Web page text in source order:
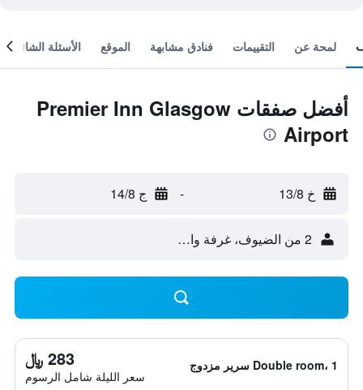
لمحة عن التقييمات فنادق مشابهة الموقع الأسئلة الشائعة
أفضل صفقات Premier Inn Glasgow
Airport
خ 13/8 - ج 14/8
2 من الضيوف، غرفة واحدة
Double room، 1 سرير مزدوج 283 ﷼
سعر الليلة شامل الرسوم